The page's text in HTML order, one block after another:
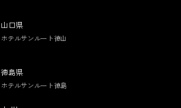
山口県
ホテルサンルート徳山
徳島県
ホテルサンルート徳島